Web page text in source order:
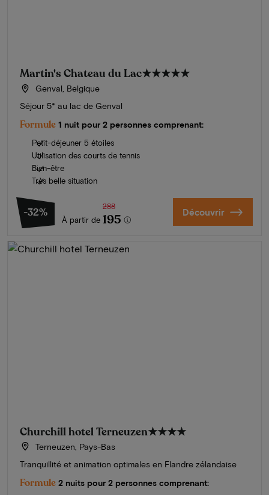
Martin's Chateau du Lac★★★★★
Genval, Belgique
Séjour 5* au lac de Genval
Formule 1 nuit pour 2 personnes comprenant:
Petit-déjeuner 5 étoiles
Utilisation des courts de tennis
Bien-être
Très belle situation
-32%
À partir de
288
195 Découvrir
Churchill hotel Terneuzen★★★★
Terneuzen, Pays-Bas
Tranquillité et animation optimales en Flandre zélandaise
Formule 2 nuits pour 2 personnes comprenant: